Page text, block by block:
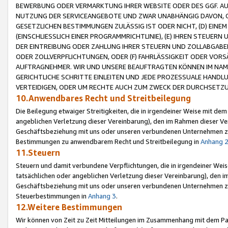
BEWERBUNG ODER VERMARKTUNG IHRER WEBSITE ODER DES GGF.
NUTZUNG DER SERVICEANGEBOTE UND ZWAR UNABHÄNGIG
GESETZLICHEN BESTIMMUNGEN ZULÄSSIG IST ODER NICHT, (D)
(EINSCHLIESSLICH EINER PROGRAMMRICHTLINIE), (E) IHREN
DER EINTREIBUNG ODER ZAHLUNG IHRER STEUERN UND
ODER ZOLLVERPFLICHTUNGEN, ODER (F) FAHRLÄSSIGKEIT ODER
AUFTRAGNEHMER. WIR UND UNSERE BEAUFTRAGTEN KÖNNEN IM
GERICHTLICHE SCHRITTE EINLEITEN UND JEDE PROZESSUALE
VERTEIDIGEN, ODER UM RECHTE AUCH ZUM ZWECK DER
10.Anwendbares Recht und Streitbeilegung
Die Beilegung etwaiger Streitigkeiten, die in irgendeiner Weise mit
angeblichen Verletzung dieser Vereinbarung), den im Rahmen dieser
Geschäftsbeziehung mit uns oder unseren verbundenen
Bestimmungen zu anwendbarem Recht und Streitbeilegung in Anhang 2
11.Steuern
Steuern und damit verbundene Verpflichtungen, die in irgendeiner
tatsächlichen oder angeblichen Verletzung dieser Vereinbarung), den
Geschäftsbeziehung mit uns oder unseren verbundenen
Steuerbestimmungen in Anhang 3.
12.Weitere Bestimmungen
Wir können von Zeit zu Zeit Mitteilungen im Zusammenhang mit dem